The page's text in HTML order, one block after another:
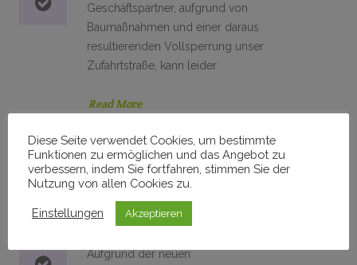
Geschäftspartner, aufgrund von
Baumaßnahmen und einer daraus
resultierenden Vollsperrung unser
Zufahrtstraße, kann leider
Read More
16 Produktsicherheitsverordnung GPSR
Maik Petzold / Dezember 16, 2024
Aufgrund der neuen
Diese Seite verwendet Cookies, um bestimmte
Funktionen zu ermöglichen und das Angebot zu
verbessern, indem Sie fortfahren, stimmen Sie der
Nutzung von allen Cookies zu.
Einstellungen Akzeptieren